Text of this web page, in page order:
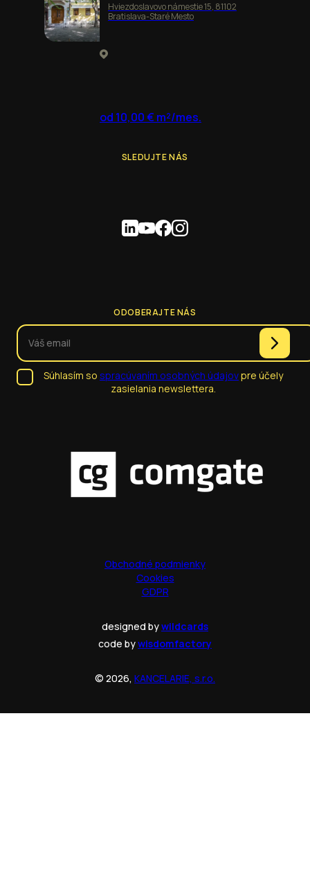
Hviezdoslavovo námestie 15, 81102
Bratislava-Staré Mesto
od 10,00 € m²/mes.
SLEDUJTE NÁS
ODOBERAJTE NÁS
Súhlasím so spracúvaním osobných údajovpre účely
zasielania newslettera.
Obchodné podmienky
Cookies
GDPR
designed bywildcards
code bywisdomfactory
© 2026, KANCELARIE, s.r.o.